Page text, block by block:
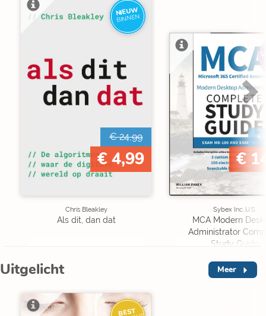
NIEUW
BINNEN
€ 24,99
€ 4,99
Chris Bleakley
Als dit, dan dat
€
€
Sybex Inc.,U.S.
MCA Modern
Administrator
Study Guide
Uitgelicht Meer
BEST